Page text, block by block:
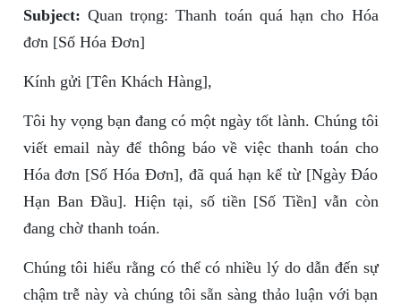
Subject: Quan trọng: Thanh toán quá hạn cho Hóa
đơn [Số Hóa Đơn]
Kính gửi [Tên Khách Hàng],
Tôi hy vọng bạn đang có một ngày tốt lành. Chúng tôi
viết email này để thông báo về việc thanh toán cho
Hóa đơn [Số Hóa Đơn], đã quá hạn kể từ [Ngày Đáo
Hạn Ban Đầu]. Hiện tại, số tiền [Số Tiền] vẫn còn
đang chờ thanh toán.
Chúng tôi hiểu rằng có thể có nhiều lý do dẫn đến sự
chậm trễ này và chúng tôi sẵn sàng thảo luận với bạn